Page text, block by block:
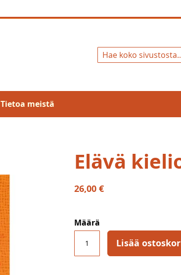
Tietoa meistä
Elävä
26,00 €
Määrä
Lisää